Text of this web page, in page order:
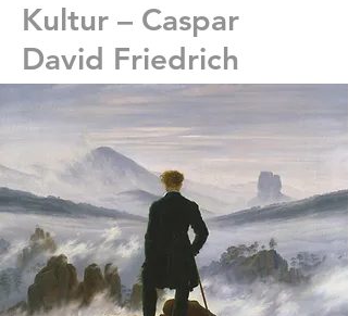
Kultur – Caspar
David Friedrich